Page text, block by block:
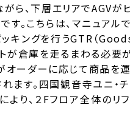
ら、下層エリアでAGVが
す。こちらは、マニュアル
ッキングを行うGTR（
が倉庫を走るまわる必要が
オーダーに応じて商品を
ます。四国観音寺ユニ・
より、２Fフロア全体のリ